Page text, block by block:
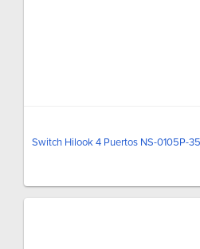
Switch Hilook 4 Puertos NS-0105P-